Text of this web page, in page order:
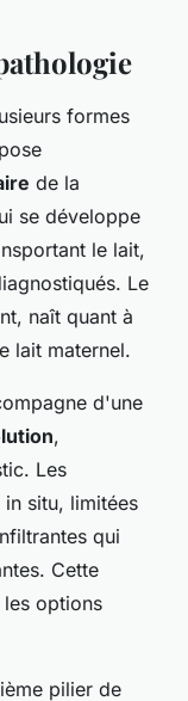
formes
de la
se développe
le lait,
Le
naît quant à
lait maternel.
d'une
,
Les
situ, limitées
qui
Cette
options
pilier de